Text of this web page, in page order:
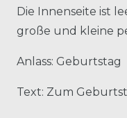
Die Innenseite ist
große und kleine
Anlass: Geburtstag
Text: Zum